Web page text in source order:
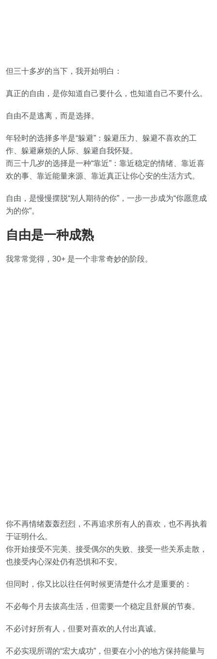
但三十多岁的当下，我开始明白：
真正的自由，是你知道自己要什么，也知道自己不要什么。
自由不是逃离，而是选择。
年轻时的选择多半是“躲避”：躲避压力、躲避不喜欢的工
作、躲避麻烦的人际、躲避自我怀疑。
而三十几岁的选择是一种“靠近”：靠近稳定的情绪、靠近喜
欢的事、靠近能量来源、靠近真正让你心安的生活方式。
自由，是慢慢摆脱“别人期待的你”，一步一步成为“你愿意成
为的你”。
自由是一种成熟
我常常觉得，30+ 是一个非常奇妙的阶段。
你不再情绪轰轰烈烈，不再追求所有人的喜欢，也不再执着
于证明什么。
你开始接受不完美、接受偶尔的失败、接受一些关系走散，
也接受内心深处仍有恐惧和不安。
但同时，你又比以往任何时候更清楚什么才是重要的：
不必每个月去拔高生活，但需要一个稳定且舒展的节奏。
不必讨好所有人，但要对喜欢的人付出真诚。
不必实现所谓的“宏大成功”，但要在小小的地方保持能量与